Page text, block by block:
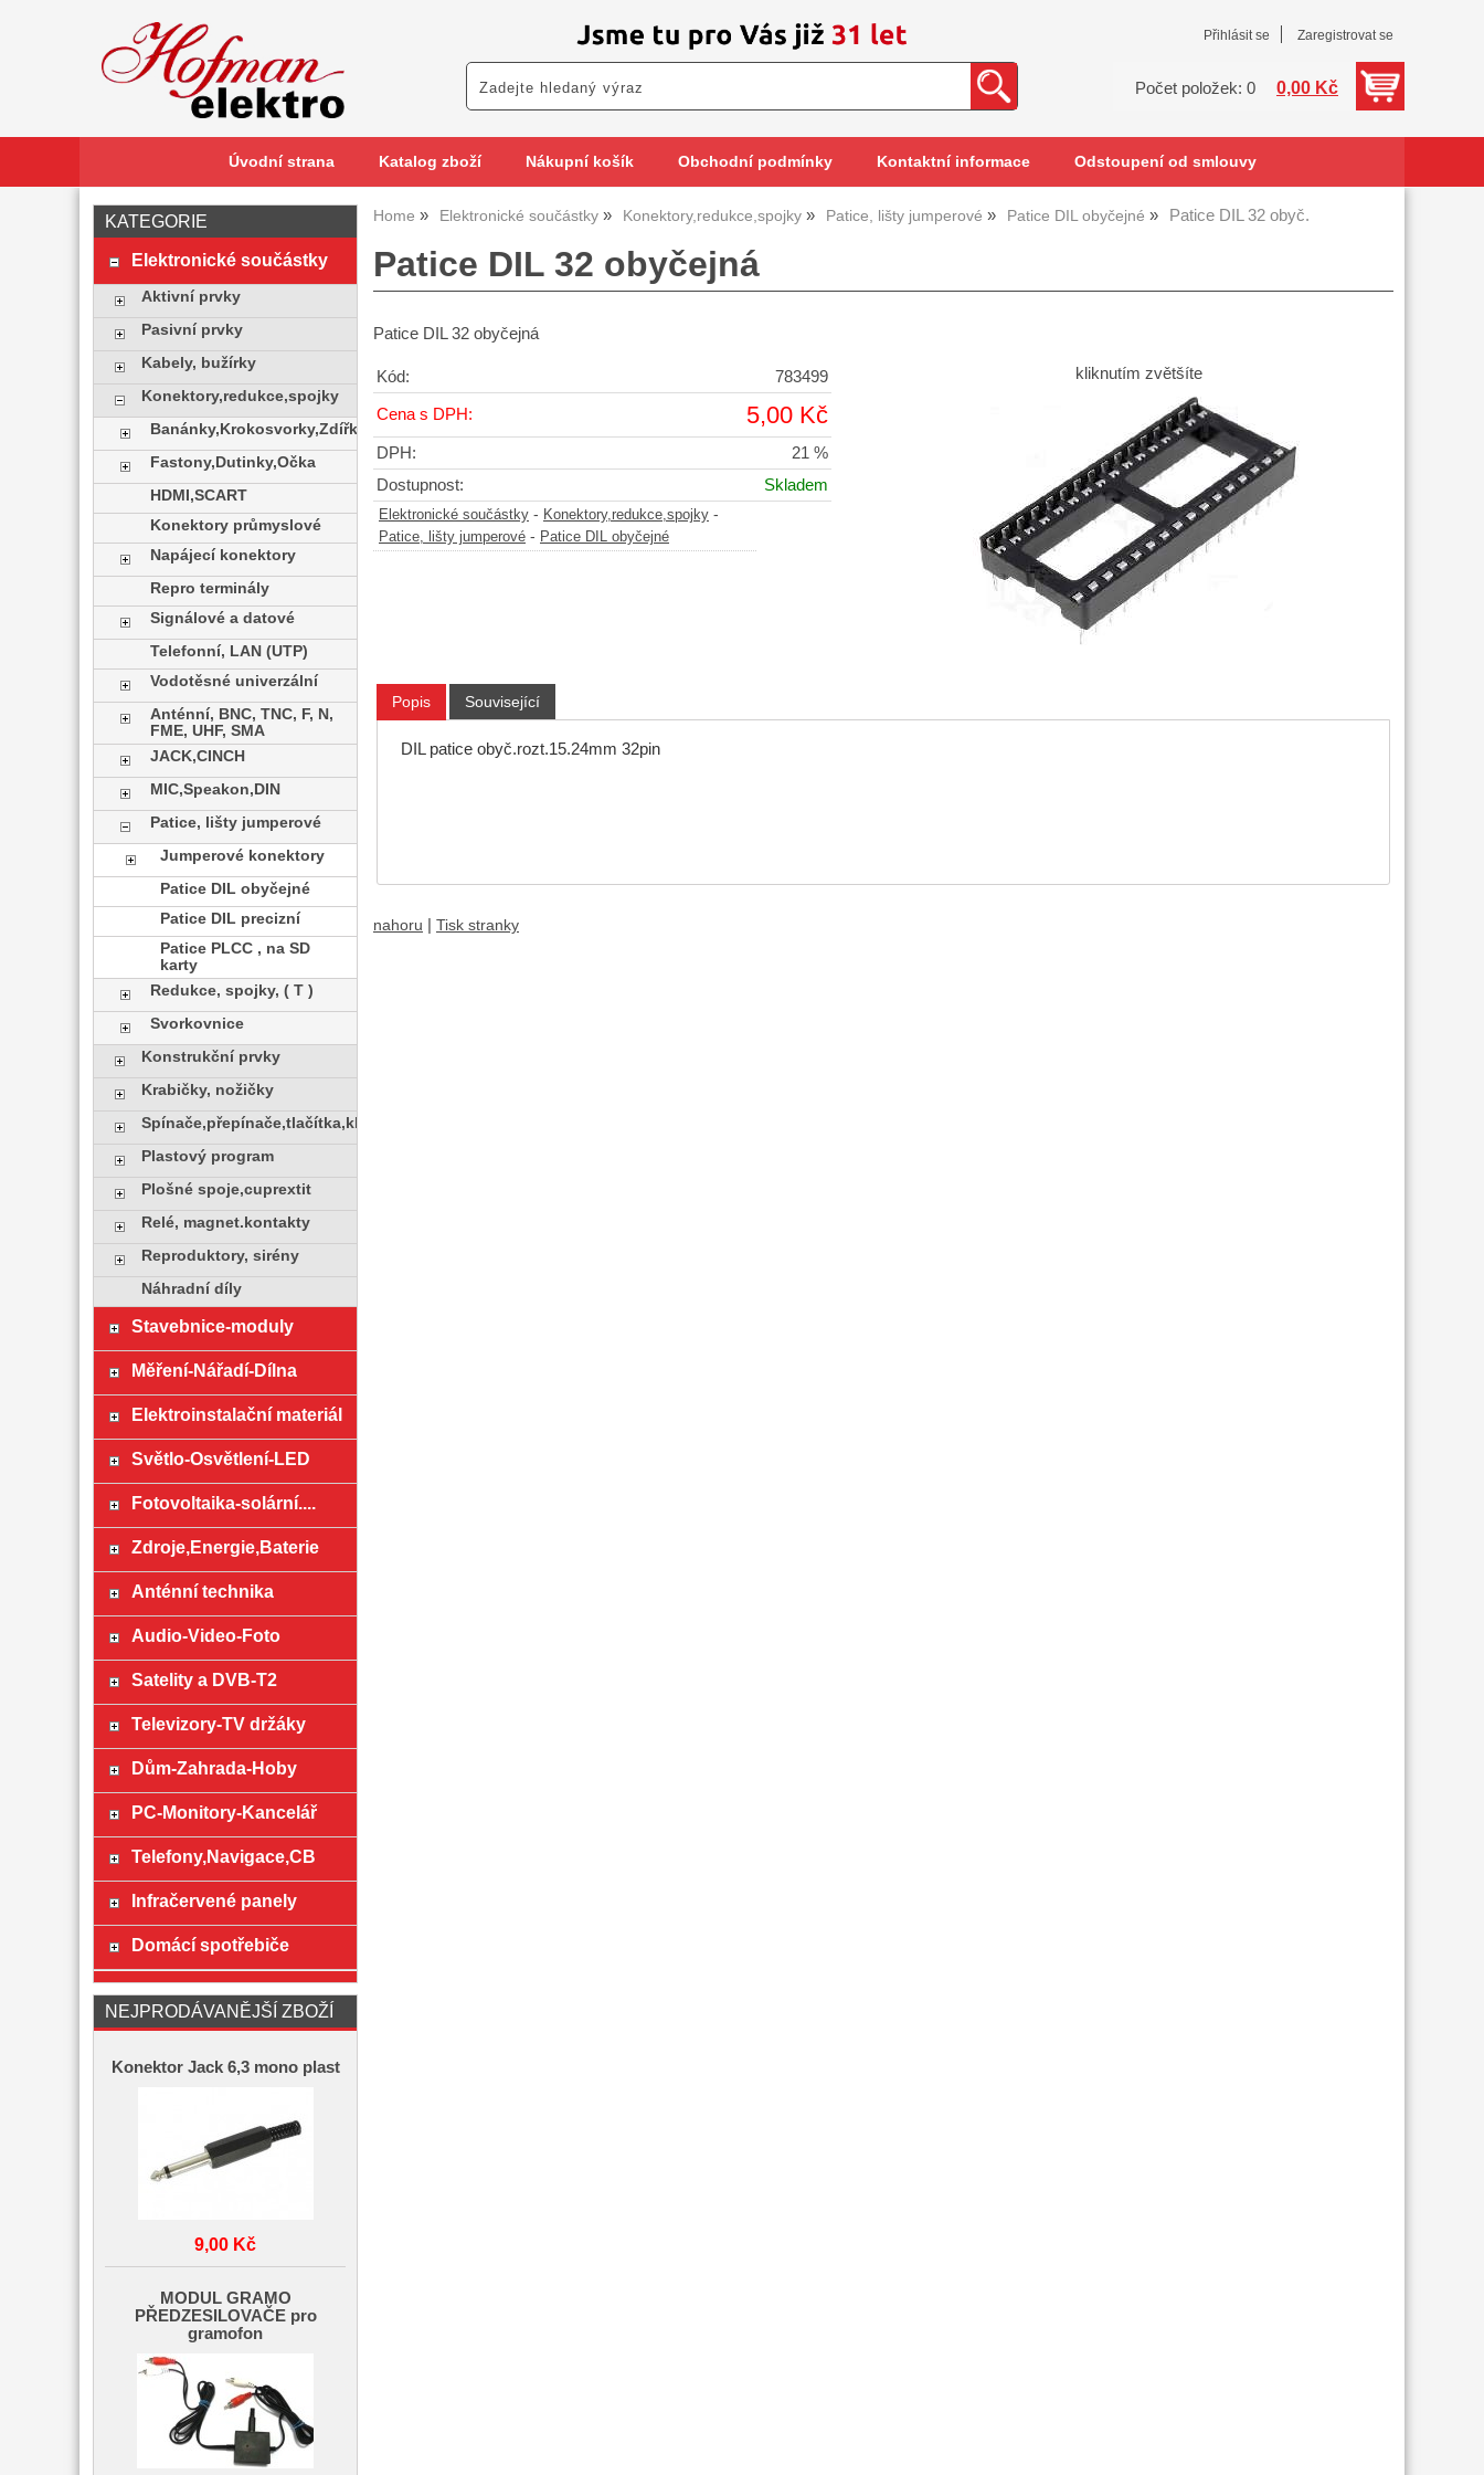
Přihlásit se Zaregistrovat se
Počet položek: 0 0,00 Kč
Úvodní strana Katalog zboží Nákupní košík Obchodní podmínky Kontaktní informace Odstoupení od smlouvy
Home Elektronické součástky Konektory,redukce,spojky Patice, lišty jumperové Patice DIL obyčejné Patice DIL 32 obyč.
Patice DIL 32 obyčejná
Patice DIL 32 obyčejná
kliknutím zvětšíte
Kód: 783499
Cena s DPH: 5,00 Kč
DPH:
21 %
Dostupnost:
Skladem
Elektronické součástky - Konektory,redukce,spojky -
Patice, lišty jumperové - Patice DIL obyčejné
Popis Související
DIL patice obyč.rozt.15.24mm 32pin
nahoru Tisk stranky
KATEGORIE
Elektronické součástky
Aktivní prvky
Pasivní prvky
Kabely, bužírky
Konektory,redukce,spojky
Banánky,Krokosvorky,Zdířky
Fastony,Dutinky,Očka
HDMI,SCART
Konektory průmyslové
Napájecí konektory
Repro terminály
Signálové a datové
Telefonní, LAN (UTP)
Vodotěsné univerzální
Anténní, BNC, TNC, F, N,
FME, UHF, SMA
JACK,CINCH
MIC,Speakon,DIN
Patice, lišty jumperové
Jumperové konektory
Patice DIL obyčejné
Patice DIL precizní
Patice PLCC , na SD
karty
Redukce, spojky, ( T )
Svorkovnice
Konstrukční prvky
Krabičky, nožičky
Spínače,přepínače,tlačítka,klávesy
Plastový program
Plošné spoje,cuprextit
Relé, magnet.kontakty
Reproduktory, sirény
Náhradní díly
Stavebnice-moduly
Měření-Nářadí-Dílna
Elektroinstalační materiál
Světlo-Osvětlení-LED
Fotovoltaika-solární....
Zdroje,Energie,Baterie
Anténní technika
Audio-Video-Foto
Satelity a DVB-T2
Televizory-TV držáky
Dům-Zahrada-Hoby
PC-Monitory-Kancelář
Telefony,Navigace,CB
Infračervené panely
Domácí spotřebiče
NEJPRODÁVANĚJŠÍ ZBOŽÍ
Konektor Jack 6,3 mono plast
9,00 Kč
MODUL GRAMO
PŘEDZESILOVAČE pro
gramofon